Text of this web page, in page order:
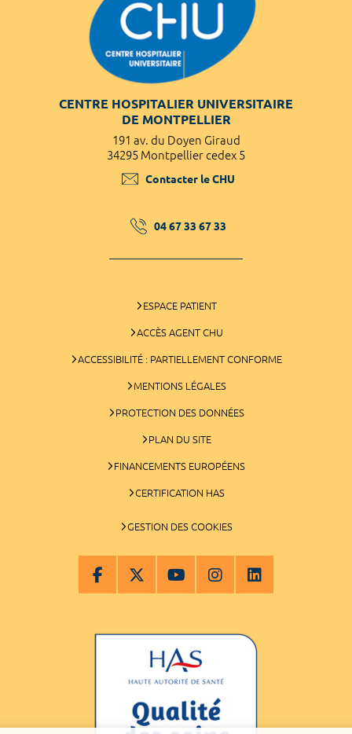
CENTRE HOSPITALIER UNIVERSITAIRE
DE MONTPELLIER
191 av. du Doyen Giraud
34295 Montpellier cedex 5
Contacter le CHU
04 67 33 67 33
ESPACE PATIENT
ACCÈS AGENT CHU
ACCESSIBILITÉ : PARTIELLEMENT CONFORME
MENTIONS LÉGALES
PROTECTION DES DONNÉES
PLAN DU SITE
FINANCEMENTS EUROPÉENS
CERTIFICATION HAS
GESTION DES COOKIES